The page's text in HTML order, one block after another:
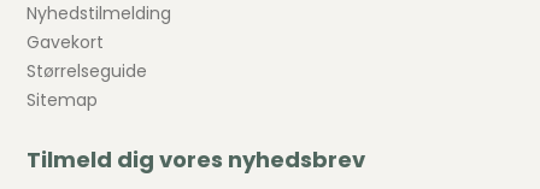
Nyhedstilmelding
Gavekort
Størrelseguide
Sitemap
Tilmeld dig vores nyhedsbrev